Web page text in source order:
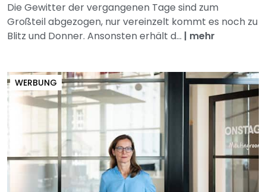
Die Gewitter der vergangenen Tage sind zum
Großteil abgezogen, nur vereinzelt kommt es noch zu
Blitz und Donner. Ansonsten erhält d... | mehr
WERBUNG